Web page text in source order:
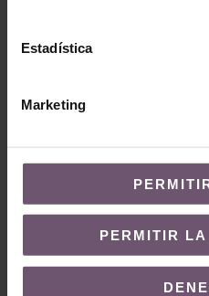
Estadística
Marketing
PERMITIR
terrazas: Incorporando